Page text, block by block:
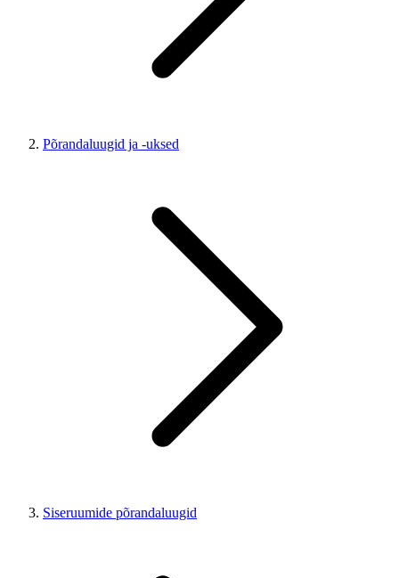
Põrandaluugid ja -uksed
Siseruumide põrandaluugid